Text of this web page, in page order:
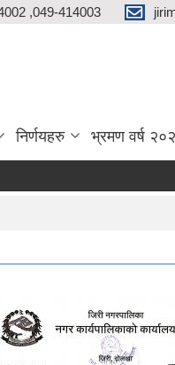
,049-414003
निर्णयहरु भ्रमण वर्ष